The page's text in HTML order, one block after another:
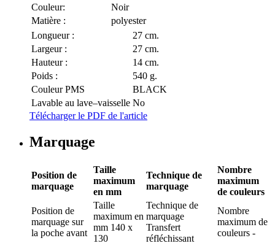
Couleur:
Noir
Matière :
polyester
Longueur :
27 cm.
Largeur :
27 cm.
Hauteur :
14 cm.
Poids :
540 g.
Couleur PMS
BLACK
Lavable au lave–vaisselle No
Télécharger le PDF de l'article
Marquage
Position de
marquage
Taille
maximum
en mm
Technique de
marquage
Nombre
maximum
de couleurs
Position de
marquage sur
la poche avant
Taille
maximum en
mm 140 x
130
Technique de
marquage
Transfert
réfléchissant
Nombre
maximum de
couleurs -